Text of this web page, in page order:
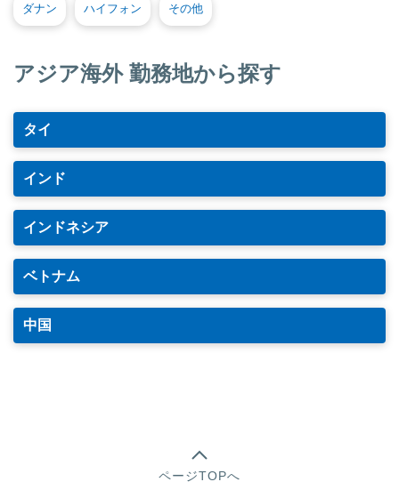
ダナン ハイフォン その他
アジア海外 勤務地から探す
タイ
インド
インドネシア
ベトナム
中国
ページTOPへ